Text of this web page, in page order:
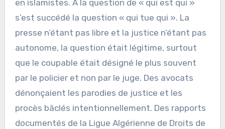
en islamistes. A la question de « qui est qui »
s’est succédé la question « qui tue qui ». La
presse n’étant pas libre et la justice n’étant pas
autonome, la question était légitime, surtout
que le coupable était désigné le plus souvent
par le policier et non par le juge. Des avocats
dénonçaient les parodies de justice et les
procès bâclés intentionnellement. Des rapports
documentés de la Ligue Algérienne de Droits de